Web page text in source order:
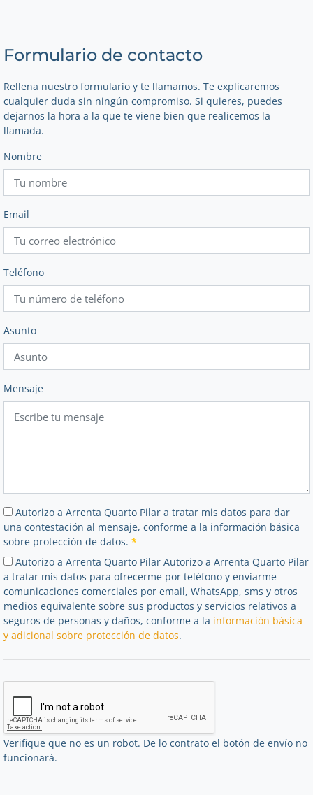
Formulario de contacto
Rellena nuestro formulario y te llamamos. Te explicaremos
cualquier duda sin ningún compromiso. Si quieres, puedes
dejarnos la hora a la que te viene bien que realicemos la
llamada.
Nombre
Email
Teléfono
Asunto
Mensaje
Autorizo a Arrenta Quarto Pilar a tratar mis datos para dar
una contestación al mensaje, conforme a la información básica
sobre protección de datos. *
Autorizo a Arrenta Quarto Pilar Autorizo a Arrenta Quarto Pilar
a tratar mis datos para ofrecerme por teléfono y enviarme
comunicaciones comerciales por email, WhatsApp, sms y otros
medios equivalente sobre sus productos y servicios relativos a
seguros de personas y daños, conforme a la información básica
y adicional sobre protección de datos.
Verifique que no es un robot. De lo contrato el botón de envío no
funcionará.